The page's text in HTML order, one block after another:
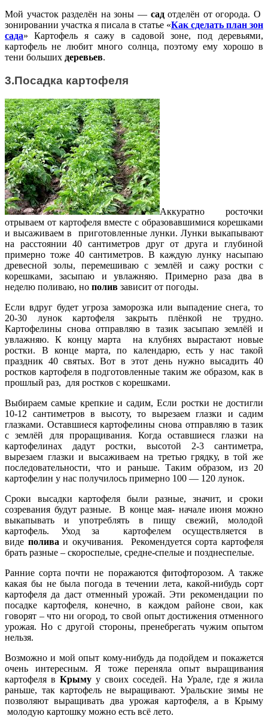
Мой участок разделён на зоны — садотделён от огорода. О
зонировании участка я писала в статье «Как сделать план зон
сада» Картофель я сажу в садовой зоне, под деревьями,
картофель не любит много солнца, поэтому ему хорошо в
тени больших деревьев.
3.Посадка картофеля
Аккуратно росточки
отрываем от картофеля вместе с образовавшимися корешками
и высаживаем в приготовленные лунки. Лунки выкапывают
на расстоянии 40 сантиметров друг от друга и глубиной
примерно тоже 40 сантиметров. В каждую лунку насыпаю
древесной золы, перемешиваю с землёй и сажу ростки с
корешками, засыпаю и увлажняю. Примерно раза два в
неделю поливаю, но полив зависит от погоды.
Если вдруг будет угроза заморозка или выпадение снега, то
20-30 лунок картофеля закрыть плёнкой не трудно.
Картофелины снова отправляю в тазик засыпаю землёй и
увлажняю. К концу марта на клубнях вырастают новые
ростки. В конце марта, по календарю, есть у нас такой
праздник 40 святых. Вот в этот день нужно высадить 40
ростков картофеля в подготовленные таким же образом, как в
прошлый раз, для ростков с корешками.
Выбираем самые крепкие и садим, Если ростки не достигли
10-12 сантиметров в высоту, то вырезаем глазки и садим
глазками. Оставшиеся картофелины снова отправляю в тазик
с землёй для проращивания. Когда оставшиеся глазки на
картофелинах дадут ростки, высотой 2-3 сантиметра,
вырезаем глазки и высаживаем на третью грядку, в той же
последовательности, что и раньше. Таким образом, из 20
картофелин у нас получилось примерно 100 — 120 лунок.
Сроки высадки картофеля были разные, значит, и сроки
созревания будут разные. В конце мая- начале июня можно
выкапывать и употреблять в пищу свежий, молодой
картофель. Уход за картофелем осуществляется в
виде полива и окучивания. Рекомендуется сорта картофеля
брать разные – скороспелые, средне-спелые и позднеспелые.
Ранние сорта почти не поражаются фитофторозом. А также
какая бы не была погода в течении лета, какой-нибудь сорт
картофеля да даст отменный урожай. Эти рекомендации по
посадке картофеля, конечно, в каждом районе свои, как
говорят – что ни огород, то свой опыт достижения отменного
урожая. Но с другой стороны, пренебрегать чужим опытом
нельзя.
Возможно и мой опыт кому-нибудь да подойдем и покажется
очень интересным. Я тоже переняла опыт выращивания
картофеля в Крыму у своих соседей. На Урале, где я жила
раньше, так картофель не выращивают. Уральские зимы не
позволяют выращивать два урожая картофеля, а в Крыму
молодую картошку можно есть всё лето.